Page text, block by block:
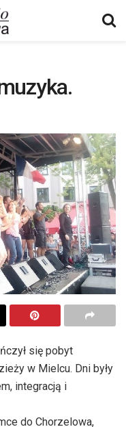
się pobyt
w Mielcu. Dni były
integracją i
do Chorzelowa,